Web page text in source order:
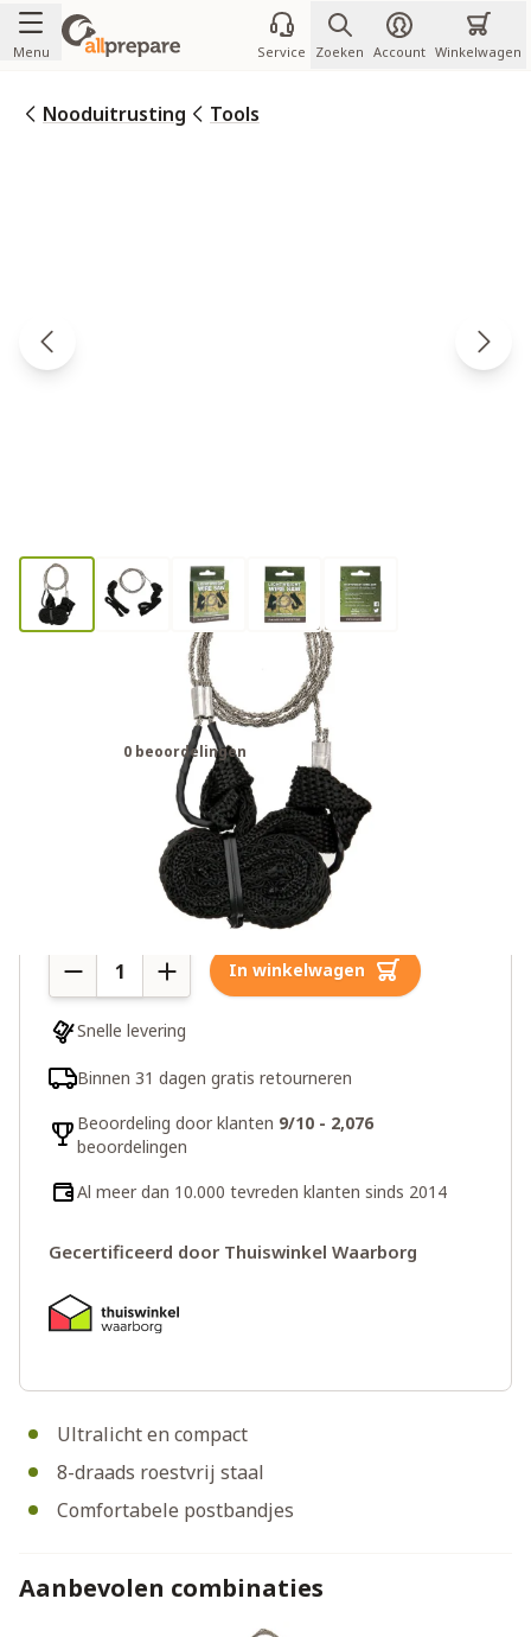
Ga naar de inhoud
Menu Service Zoeken Account Winkelwagen
Nooduitrusting Tools
BCB Commando lichtgewicht
0 beoordelingen
Meer dan 10 op voorraad
Ultralicht en compact
8-draads roestvrij staal
Comfortabele postbandjes
Aantal In winkelwagen
Snelle levering
Binnen 31 dagen gratis retourneren
Beoordeling door klanten 9/10 - 2,076
beoordelingen
Al meer dan 10.000 tevreden klanten sinds 2014
Gecertificeerd door Thuiswinkel Waarborg
Aanbevolen combinaties